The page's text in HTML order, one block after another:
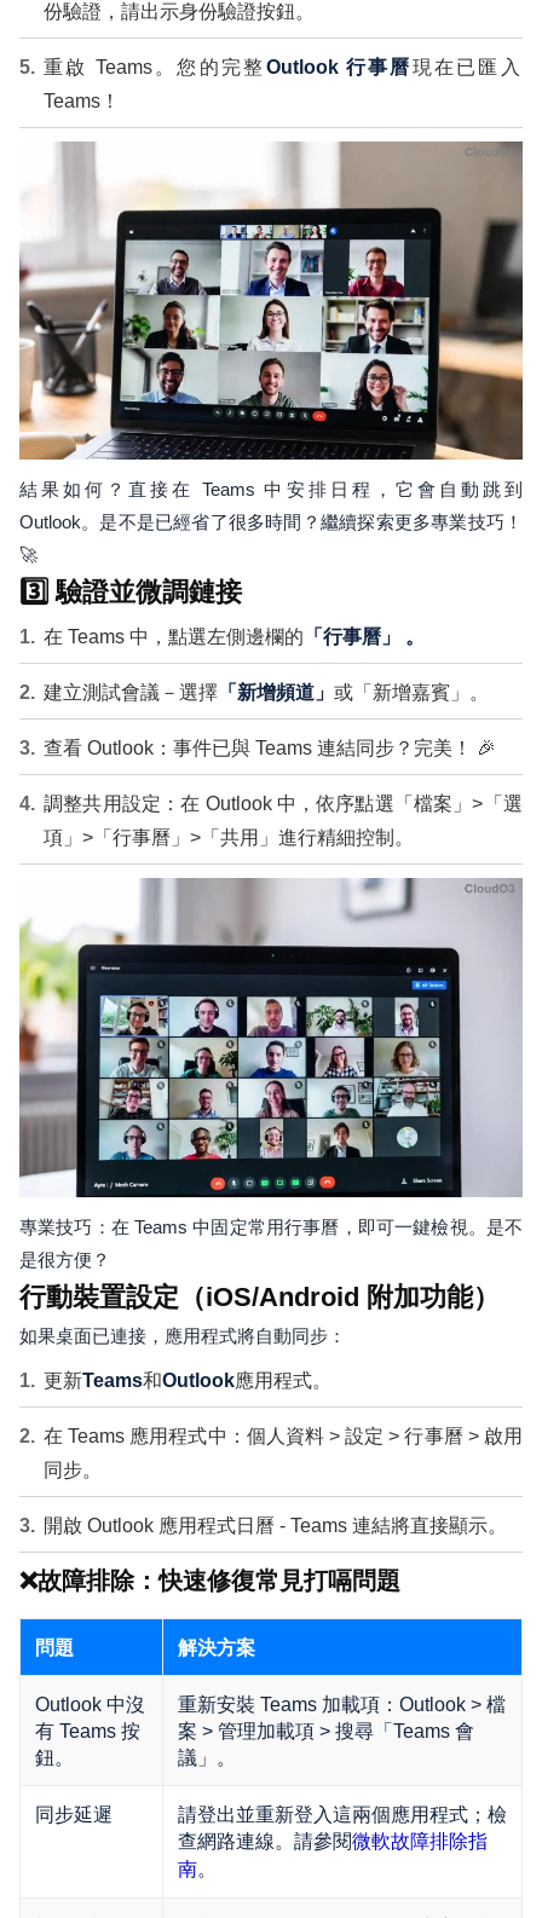
份驗證，請出示身份驗證按鈕。
重啟 Teams。您的完整Outlook 行事曆現在已匯入
Teams！
結果如何？直接在 Teams 中安排日程，它會自動跳到
Outlook。是不是已經省了很多時間？繼續探索更多專業技巧！
🚀
3️⃣ 驗證並微調鏈接
在 Teams 中，點選左側邊欄的 「行事曆」 。
建立測試會議－選擇 「新增頻道」 或「新增嘉賓」。
查看 Outlook：事件已與 Teams 連結同步？完美！ 🎉
調整共用設定：在 Outlook 中，依序點選「檔案」>「選
項」>「行事曆」>「共用」進行精細控制。
專業技巧：在 Teams 中固定常用行事曆，即可一鍵檢視。是不
是很方便？
行動裝置設定（iOS/Android 附加功能）
如果桌面已連接，應用程式將自動同步：
更新Teams和Outlook應用程式。
在 Teams 應用程式中：個人資料 > 設定 > 行事曆 > 啟用
同步。
開啟 Outlook 應用程式日曆 - Teams 連結將直接顯示。
❌故障排除：快速修復常見打嗝問題
問題 解決方案
Outlook 中沒
有 Teams 按
鈕。
重新安裝 Teams 加載項：Outlook > 檔
案 > 管理加載項 > 搜尋「Teams 會
議」。
同步延遲
請登出並重新登入這兩個應用程式；檢
查網路連線。請參閱微軟故障排除指
南。